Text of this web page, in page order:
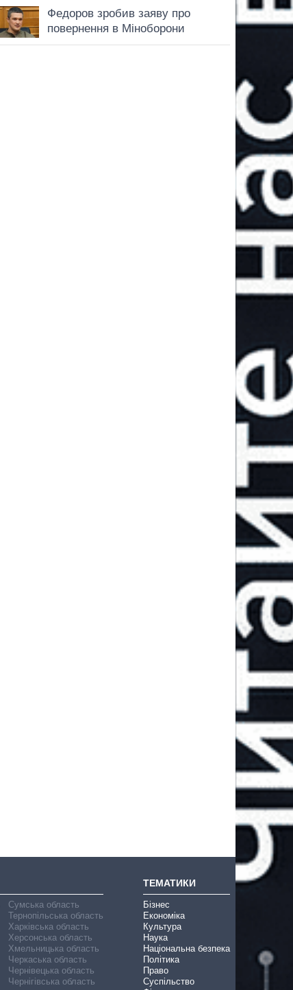
Сумська область
Тернопільська область
Харківська область
Херсонська область
Хмельницька область
Черкаська область
Чернівецька область
Чернігівська область
ТЕМАТИКИ
Бізнес
Економіка
Культура
Наука
Національна безпека
Політика
Право
Суспільство